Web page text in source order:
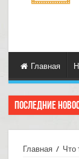
Главная
Последние
Главная / Что